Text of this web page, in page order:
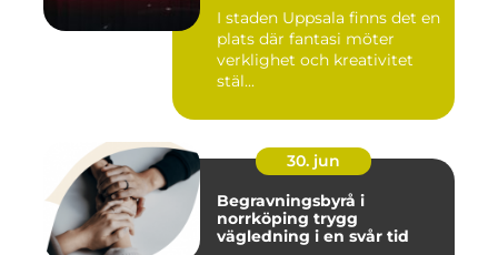
I staden Uppsala finns det en
plats där fantasi möter
verklighet och kreativitet
stäl...
30. jun
Begravningsbyrå i
norrköping trygg
vägledning i en svår tid